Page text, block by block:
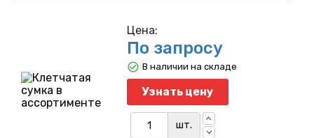
Цена:
По запросу
Узнать цену
шт.
В наличии на складе